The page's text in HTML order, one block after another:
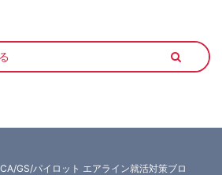
CA/GS/パイロット エアライン就活対策ブロ